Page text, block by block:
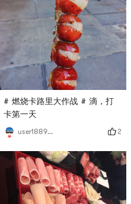
# 燃烧卡路里大作战 # 滴，打
卡第一天
user1889391224 2